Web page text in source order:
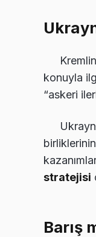
konuyla
“askeri
stratejisi
Barış